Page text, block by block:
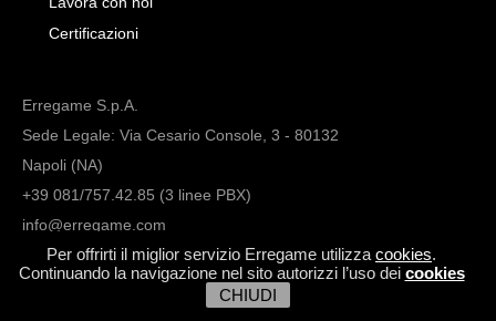
Per offrirti il miglior servizio Erregame utilizza cookies.
Continuando la navigazione nel sito autorizzi l’uso dei cookies
CHIUDI
Certificazioni
Erregame S.p.A.
Sede Legale: Via Cesario Console, 3 - 80132
Napoli (NA)
+39 081/757.42.85 (3 linee PBX)
info@erregame.com